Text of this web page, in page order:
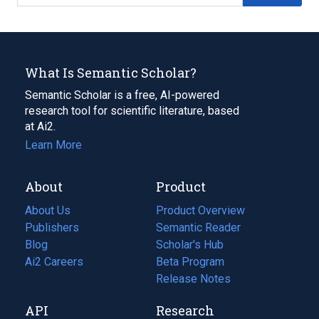
What Is Semantic Scholar?
Semantic Scholar is a free, AI-powered
research tool for scientific literature, based
at Ai2.
Learn More
About
About Us
Publishers
Blog
(opens
in
tab)
Ai2 Careers
(opens
new
Product
Product Overview
Semantic Reader
Scholar's Hub
Beta Program
Release Notes
API Research